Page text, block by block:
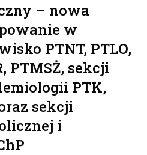
– nowa
w
PTNT, PTLO,
PTMSŻ, sekcji
PTK,
sekcji
i